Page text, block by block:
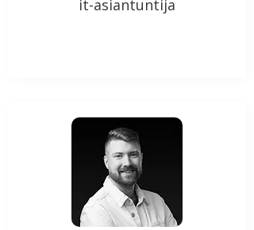
it-asiantuntija